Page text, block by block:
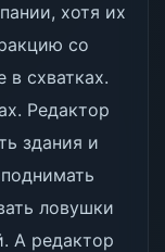
хотя их
со
схватках.
Редактор
здания и
ловушки
А редактор